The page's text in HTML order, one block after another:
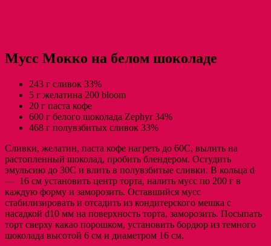
Мусс Мокко на белом шоколаде
243 г сливок 33%
5 г желатина 200 bloom
20 г паста кофе
600 г белого шоколада Zephyr 34%
468 г полувзбитых сливок 33%
Сливки, желатин, паста кофе нагреть до 60С, вылить на
растопленный шоколад, пробить блендером. Остудить
эмульсию до 30С и влить в полувзбитые сливки. В кольца d
— 16 см установить центр торта, налить мусс по 200 г в
каждую форму и заморозить. Оставшийся мусс
стабилизировать и отсадить из кондитерского мешка с
насадкой d10 мм на поверхность торта, заморозить. Посыпать
торт сверху какао порошком, установить бордюр из темного
шоколада высотой 6 см и диаметром 16 см.